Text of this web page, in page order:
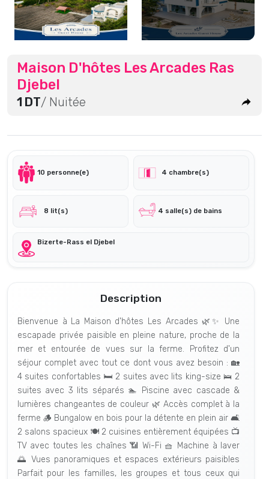
Maison D'hôtes Les Arcades Ras
Djebel
1 DT/ Nuitée
10 personne(e) 4 chambre(s)
8 lit(s) 4 salle(s) de bains
Bizerte-Rass el Djebel
Description
Bienvenue à La Maison d'hôtes Les Arcades 🌿✨ Une
escapade privée paisible en pleine nature, proche de la
mer et entourée de vues sur la ferme. Profitez d'un
séjour complet avec tout ce dont vous avez besoin : 🏡
4 suites confortables 🛏️ 2 suites avec lits king-size 🛌 2
suites avec 3 lits séparés 🏊 Piscine avec cascade &
lumières changeantes de couleur 🌿 Accès complet à la
ferme 🪵 Bungalow en bois pour la détente en plein air 🛋️
2 salons spacieux 🍽️ 2 cuisines entièrement équipées 📺
TV avec toutes les chaînes 📶 Wi-Fi 🧺 Machine à laver
🌅 Vues panoramiques et espaces extérieurs paisibles
Parfait pour les familles, les groupes et tous ceux qui